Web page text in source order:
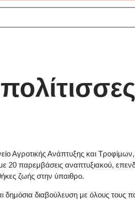
Αγροτικής Ανάπτυξης και
20 παρεμβάσεις αναπτυξιακού,
ζωής στην ύπαιθρο.
διαβούλευση με όλους τους